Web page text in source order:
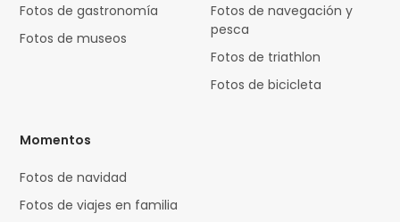
Fotos de gastronomía
Fotos de museos
Fotos de navegación y
pesca
Fotos de triathlon
Fotos de bicicleta
Momentos
Fotos de navidad
Fotos de viajes en familia